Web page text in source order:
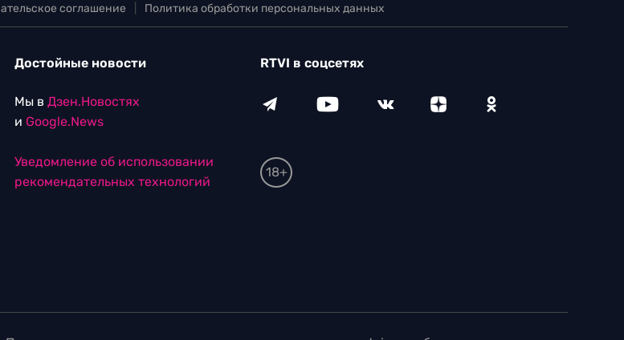
соглашение Политика обработки персональных данных
Достойные новости
Мы в Дзен.Новостях
и Google.News
Уведомление об использовании
рекомендательных технологий
RTVI в соцсетях
18+